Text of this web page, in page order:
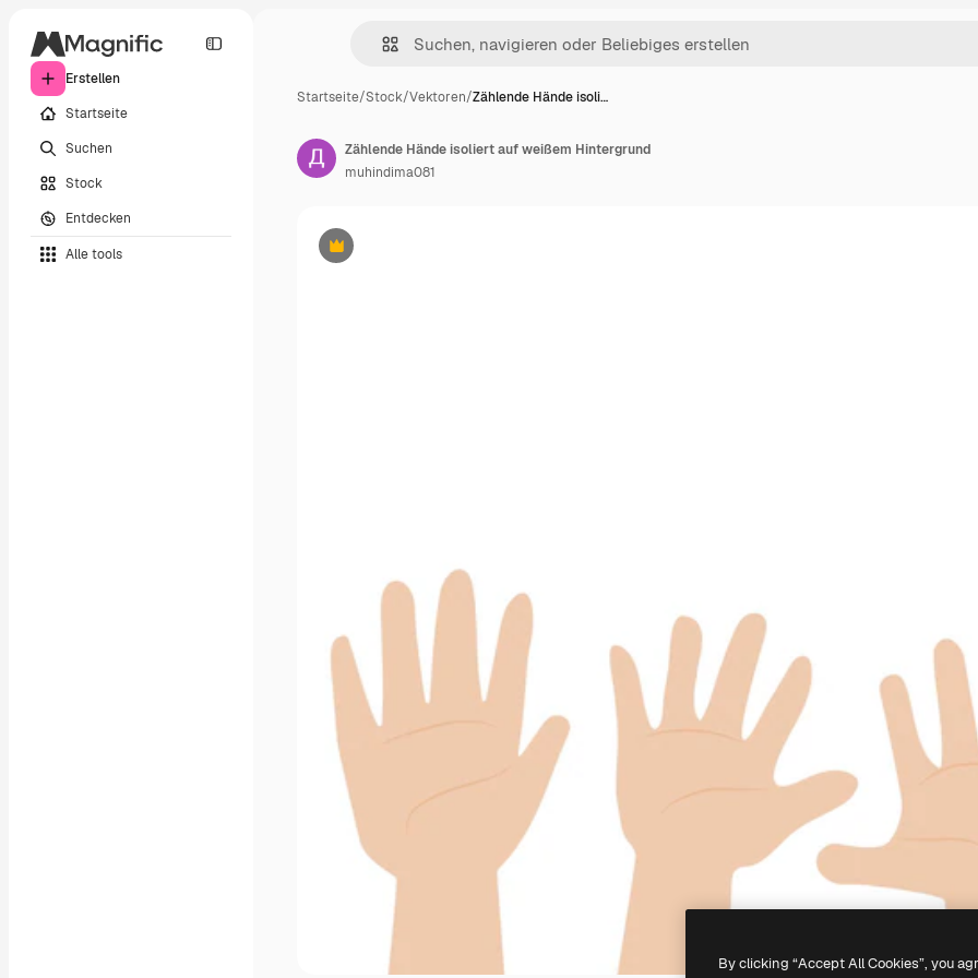
Erstellen
Startseite
Suchen
Stock
Entdecken
Alle tools
Startseite/Stock/Vektoren/Zählende Hände isoli…
Premium
Zählende Hände isoliert auf weißem Hintergrund
muhindima081
By clicking “Accept All Cookies”, you